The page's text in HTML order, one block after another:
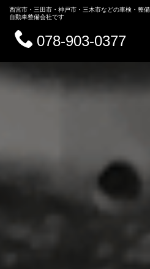
西宮市・三田市・神戸市・三木市などの車検・整
自動車整備会社です
078-903-0377